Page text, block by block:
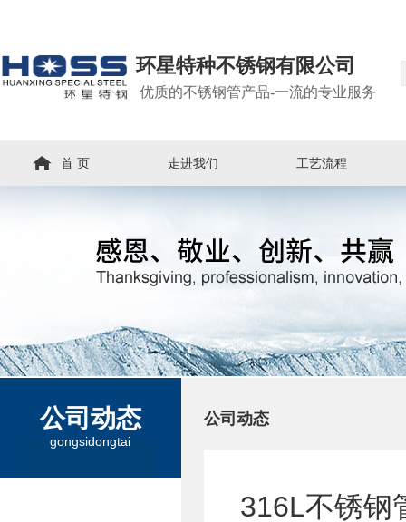
环星特种不锈钢有限公司
优质的不锈钢管产品-一流的专业服务
首 页 走进我们 工艺流程
公司动态
gongsidongtai
公司动态
316L不锈钢